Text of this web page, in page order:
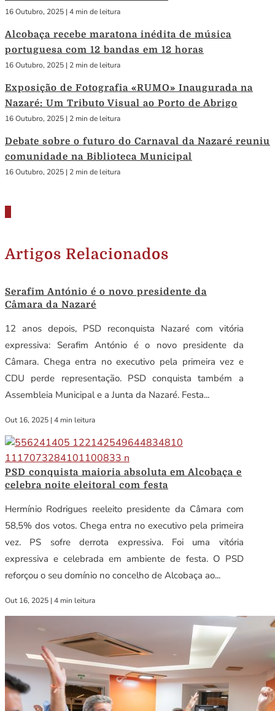
16 Outubro, 2025 | 4 min de leitura
Alcobaça recebe maratona inédita de música
portuguesa com 12 bandas em 12 horas
16 Outubro, 2025 | 2 min de leitura
Exposição de Fotografia «RUMO» Inaugurada na
Nazaré: Um Tributo Visual ao Porto de Abrigo
16 Outubro, 2025 | 2 min de leitura
Debate sobre o futuro do Carnaval da Nazaré reuniu
comunidade na Biblioteca Municipal
16 Outubro, 2025 | 2 min de leitura
Artigos Relacionados
Serafim António é o novo presidente da
Câmara da Nazaré
12 anos depois, PSD reconquista Nazaré com vitória
expressiva: Serafim António é o novo presidente da
Câmara. Chega entra no executivo pela primeira vez e
CDU perde representação. PSD conquista também a
Assembleia Municipal e a Junta da Nazaré. Festa...
Out 16, 2025 | 4 min leitura
PSD conquista maioria absoluta em Alcobaça e
celebra noite eleitoral com festa
Hermínio Rodrigues reeleito presidente da Câmara com
58,5% dos votos. Chega entra no executivo pela primeira
vez. PS sofre derrota expressiva. Foi uma vitória
expressiva e celebrada em ambiente de festa. O PSD
reforçou o seu domínio no concelho de Alcobaça ao...
Out 16, 2025 | 4 min leitura